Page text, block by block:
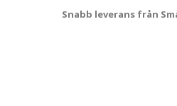
Snabb leverans från